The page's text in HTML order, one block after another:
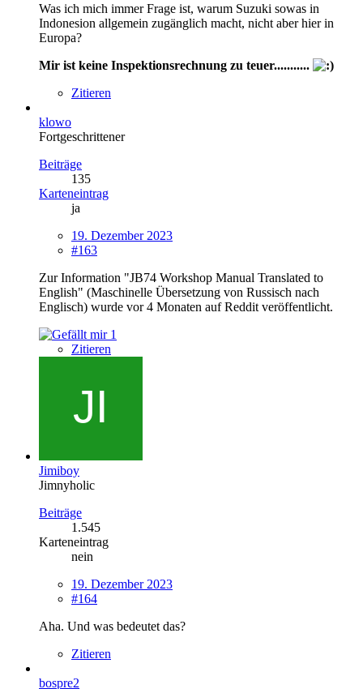
Was ich mich immer Frage ist, warum Suzuki sowas in
Indonesion allgemein zugänglich macht, nicht aber hier in
Europa?
Mir ist keine Inspektionsrechnung zu teuer...........
Zitieren
klowo
Fortgeschrittener
Beiträge
135
Karteneintrag
ja
19. Dezember 2023
#163
Zur Information "JB74 Workshop Manual Translated to
English" (Maschinelle Übersetzung von Russisch nach
Englisch) wurde vor 4 Monaten auf Reddit veröffentlicht.
1
Zitieren
Jimiboy
Jimnyholic
Beiträge
1.545
Karteneintrag
nein
19. Dezember 2023
#164
Aha. Und was bedeutet das?
Zitieren
bospre2